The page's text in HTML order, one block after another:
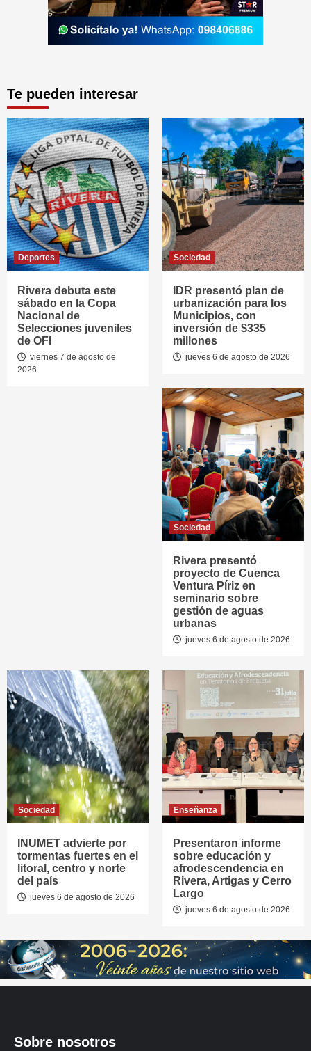
Te pueden interesar
Deportes
Rivera debuta este
sábado en la Copa
Nacional de
Selecciones juveniles
de OFI
viernes 7 de agosto de
2026
Sociedad
IDR presentó plan de
urbanización para los
Municipios, con
inversión de $335
millones
jueves 6 de agosto de 2026
Sociedad
Rivera presentó
proyecto de Cuenca
Ventura Píriz en
seminario sobre
gestión de aguas
urbanas
jueves 6 de agosto de 2026
Sociedad
INUMET advierte por
tormentas fuertes en el
litoral, centro y norte
del país
jueves 6 de agosto de 2026
Enseñanza
Presentaron informe
sobre educación y
afrodescendencia en
Rivera, Artigas y Cerro
Largo
jueves 6 de agosto de 2026
Sobre nosotros